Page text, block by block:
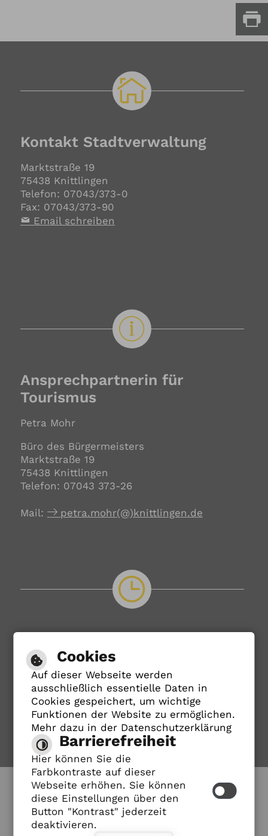
Kontakt Stadtverwaltung
Marktstraße 19
75438 Knittlingen
Telefon: 07043/373-0
Fax: 07043/373-90
Email schreiben
Ansprechpartnerin für
Tourismus
Petra Mohr
Büro des Bürgermeisters
Marktstraße 19
75438 Knittlingen
Telefon: 07043 373-26
Mail: petra.mohr(@)knittlingen.de
Rathaus
Bürgerbüro
Verwaltungsstelle Freudenstein
Leichte Sprache
Gebärdensprache
Cookies
Auf dieser Webseite werden
ausschließlich essentielle Daten in
Cookies gespeichert, um wichtige
Funktionen der Website zu ermöglichen.
Mehr dazu in der Datenschutzerklärung
Barrierefreiheit
Hier können Sie die
Farbkontraste auf dieser
Webseite erhöhen. Sie können
diese Einstellungen über den
Button "Kontrast" jederzeit
deaktivieren.